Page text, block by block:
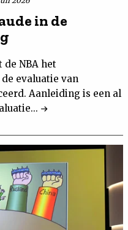
in de
NBA het
evaluatie van
Aanleiding is een al